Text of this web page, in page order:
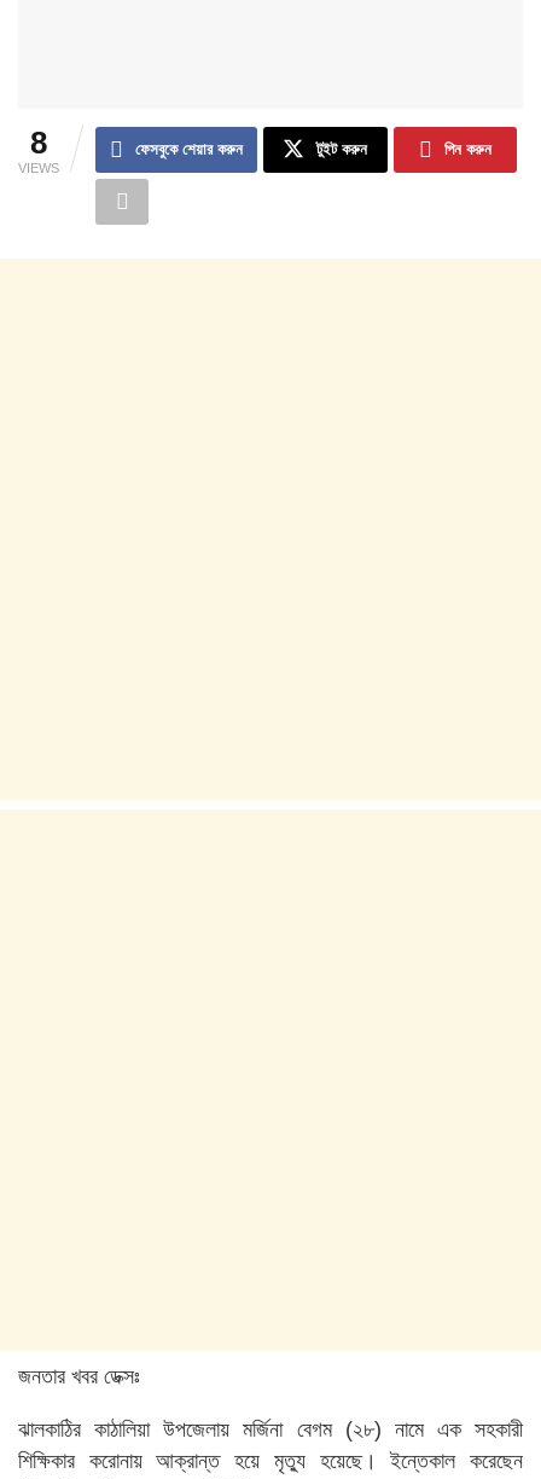
8
VIEWS
ফেসবুকে শেয়ার করুন টুইট করুন পিন করুন
জনতার খবর ডেক্সঃ
ঝালকাঠির কাঠালিয়া উপজেলায় মর্জিনা বেগম (২৮) নামে এক সহকারী
শিক্ষিকার করোনায় আক্রান্ত হয়ে মৃত্যু হয়েছে। ইন্তেকাল করেছেন